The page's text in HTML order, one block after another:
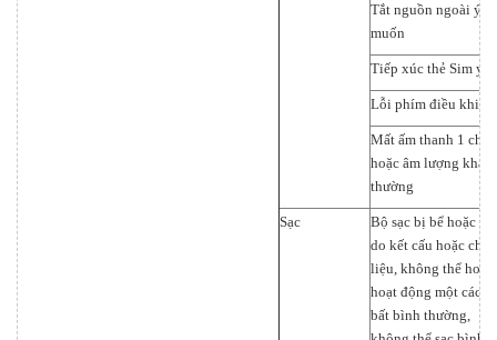
Tắt nguồn ngoài ý
muốn
Tiếp xúc thẻ Sim yếu
Lỗi phím điều khiển
Mất ấm thanh 1
hoặc âm lượng khác
thường
Sạc
Bộ sạc bị bể hoặc
do kết cấu hoặc chất
liệu, không thể hoặc
hoạt động một cách
bất bình thường,